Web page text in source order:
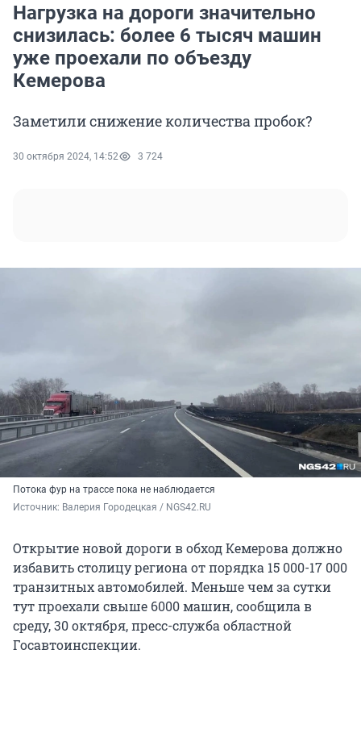
Нагрузка на дороги значительно
снизилась: более 6 тысяч машин
уже проехали по объезду
Кемерова
Заметили снижение количества пробок?
30 октября 2024, 14:52 3 724
Потока фур на трассе пока не наблюдается
Источник: Валерия Городецкая / NGS42.RU
Открытие новой дороги в обход Кемерова должно
избавить столицу региона от порядка 15 000-17 000
транзитных автомобилей. Меньше чем за сутки
тут проехали свыше 6000 машин, сообщила в
среду, 30 октября, пресс-служба областной
Госавтоинспекции.